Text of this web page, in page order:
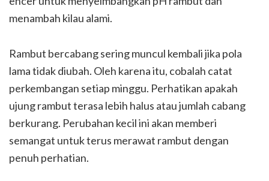
menambah kilau alami.
Rambut bercabang sering muncul kembali jika pola
lama tidak diubah. Oleh karena itu, cobalah catat
perkembangan setiap minggu. Perhatikan apakah
ujung rambut terasa lebih halus atau jumlah cabang
berkurang. Perubahan kecil ini akan memberi
semangat untuk terus merawat rambut dengan
penuh perhatian.